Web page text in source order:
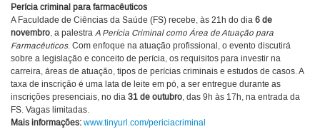
Perícia criminal para farmacêuticos
A Faculdade de Ciências da Saúde (FS) recebe, às 21h do dia 6 de
novembro, a palestra A Perícia Criminal como Área de Atuação para
Farmacêuticos. Com enfoque na atuação profissional, o evento discutirá
sobre a legislação e conceito de perícia, os requisitos para investir na
carreira, áreas de atuação, tipos de perícias criminais e estudos de casos. A
taxa de inscrição é uma lata de leite em pó, a ser entregue durante as
inscrições presenciais, no dia 31 de outubro, das 9h às 17h, na entrada da
FS. Vagas limitadas.
Mais informações: www.tinyurl.com/periciacriminal